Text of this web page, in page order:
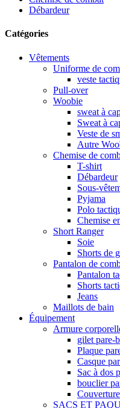
Débardeur
Catégories
Vêtements
Uniforme de
veste
Pull-over
Woobie
sweat à
Sweat à
Veste de
Autre
Chemise de
T-shirt
Débardeur
Sous-
Pyjama
Polo
Chemise
Short Ranger
Soie
Shorts de
Pantalon de
Pantalon
Shorts
Jeans
Maillots de bain
Équipement
Armure
gilet pare-
Plaque
Casque
Sac à dos
bouclier
SACS ET